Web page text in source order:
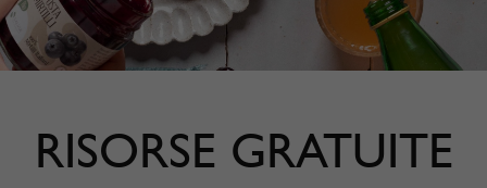
RISORSE GRATUITE